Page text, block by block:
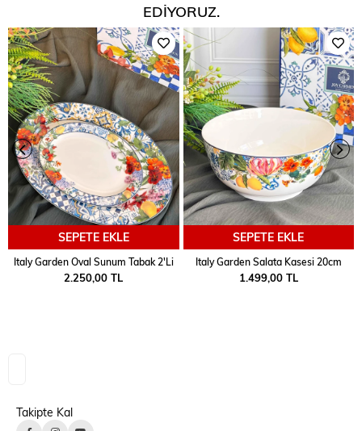
EDIYORUZ.
SEPETE EKLE
Italy Garden Oval Sunum Tabak 2'Li
2.250,00 TL
SEPETE EKLE
Italy Garden Salata Kasesi 20cm
1.499,00 TL
Takipte Kal